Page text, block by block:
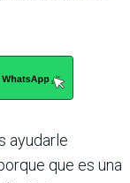
ayudarle
que es una